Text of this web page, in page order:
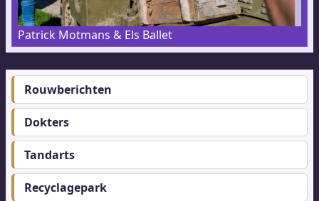
Patrick Motmans & Els Ballet
Footer-
menu
Rouwberichten
Dokters
Tandarts
Recyclagepark